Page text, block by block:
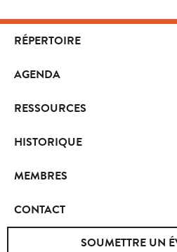
RÉPERTOIRE
AGENDA
RESSOURCES
HISTORIQUE
MEMBRES
CONTACT
SOUMETTRE UN